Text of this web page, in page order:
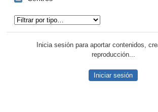
Inicia sesión para aportar contenidos,
reproducción...
Iniciar sesión